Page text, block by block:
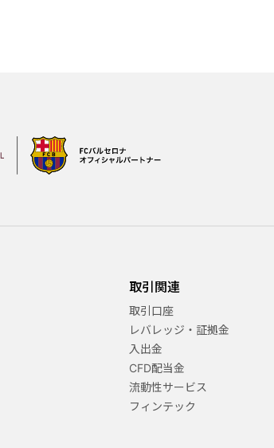
取引関連
取引口座
レバレッジ・証拠金
入出金
CFD配当金
流動性サービス
フィンテック